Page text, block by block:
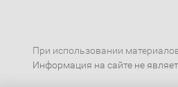
При использовании
Информация на сайте не